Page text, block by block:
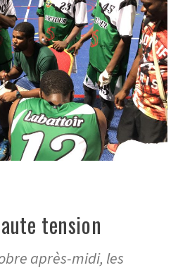
tension
après-midi, les